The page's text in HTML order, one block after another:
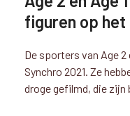
figuren op het
De sporters van Age 2
Synchro 2021. Ze
droge gefilmd, die zijn